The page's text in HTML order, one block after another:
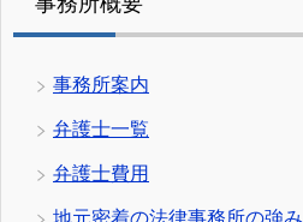
事務所案内
弁護士一覧
弁護士費用